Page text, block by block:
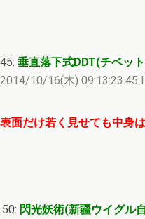
45: 垂直落下式DDT(チベッ
2014/10/16(木) 09:13:23.45
表面だけ若く見せても中身
50: 閃光妖術(新疆ウイグル